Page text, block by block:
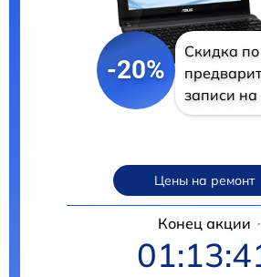
-20%
Скидка по
записи на
Цены на ремонт
Конец акции